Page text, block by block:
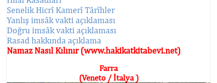
Senelik Hicrî Kamerî Târîhler
Yanlış imsâk vakti açıklaması
Doğru imsâk vakti açıklaması
Rasad hakkında açıklama
Namaz Nasıl Kılınır (www.hakikatkitabevi.net)
Farra
(Veneto / İtalya )